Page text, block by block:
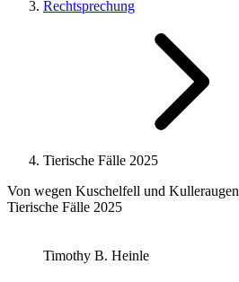
Rechtsprechung
Tierische Fälle 2025
Von wegen Kuschelfell und Kulleraugen
Tierische Fälle 2025
Timothy B. Heinle